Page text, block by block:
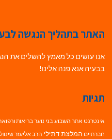
האתר בתהליך הנגשה
אנו עושים כל מאמץ להשלים את
בבעיה אנא פנה אלינו!
תגיות
אינטרנט אתר השבוע בני נוער בריאות
חברתיים המלצת דתילי הרב אליעזר